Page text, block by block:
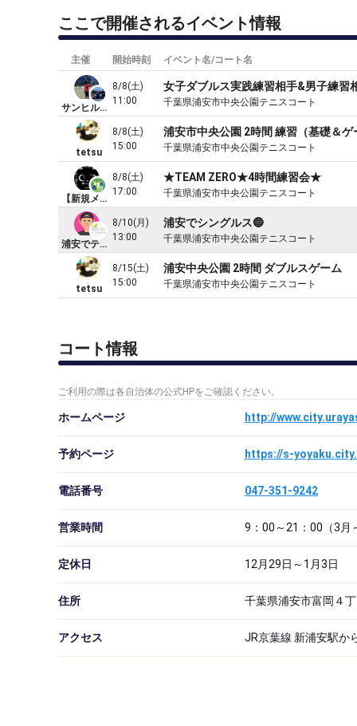
ここで開催されるイベント情報
主催 開始時刻 イベント名/コート名
サンヒルズＴＦ
8/8(土)
11:00
女子ダブルス実践練習相手&男子練習
千葉県浦安市中央公園テニスコート
tetsu
8/8(土)
15:00
浦安市中央公園 2時間 練習（基礎＆ゲ
千葉県浦安市中央公園テニスコート
【新規メンバー募集中】TEAM ZERO
8/8(土)
17:00
★TEAM ZERO★4時間練習会★
千葉県浦安市中央公園テニスコート
浦安でテニス🎾
8/10(月)
13:00
浦安でシングルス🔵
千葉県浦安市中央公園テニスコート
tetsu
8/15(土)
15:00
浦安中央公園 2時間 ダブルスゲーム
千葉県浦安市中央公園テニスコート
コート情報
ご利用の際は各自治体の公式HPをご確認ください。
ホームページ http://
予約ページ https://s-
電話番号 047-351-9242
営業時間 9：00～21：00（3月
定休日 12月29日～1月3日
住所 千葉県浦安市富岡４
アクセス JR京葉線 新浦安駅か